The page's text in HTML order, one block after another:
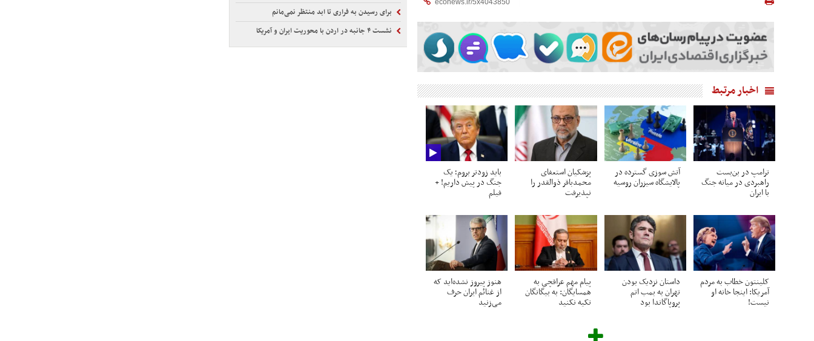
اخبار مرتبط
ترامپ در بن‌بست
راهبردی در میانه جنگ
با ایران
آتش سوزی گسترده در
پالایشگاه سیزران روسیه
پزشکیان استعفای
محمدباقر ذوالقدر را
نپذیرفت
باید زودتر بروم؛ یک
جنگ در پیش داریم! +
فیلم
کلینتون خطاب به مردم
آمریکا: اینجا خانه او
نیست!
داستان نزدیک بودن
تهران به بمب اتم
پروپاگاندا بود
پیام مهم عراقچی به
همسایگان: به بیگانگان
تکیه نکنید
هنوز پیروز نشده‌اید که
از غنائم ایران حرف
می‌زنید
برای رسیدن به فراری تا ابد منتظر نمی‌مانم
نشست ۴ جانبه در اردن با محوریت ایران و آمریکا